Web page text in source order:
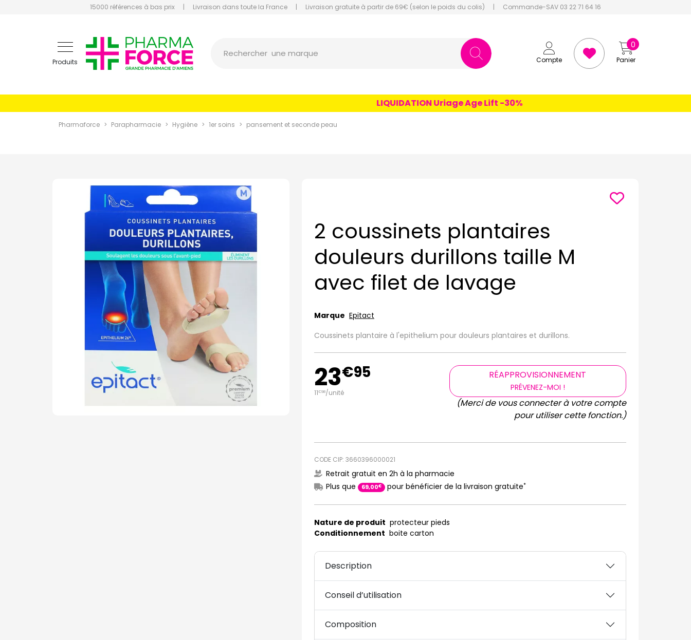
15000 références à bas prix | Livraison dans toute la France | Livraison gratuite à partir de 69€ (selon le poids du colis) | Commande-SAV 03 22 71 64 16
Produits Compte Panier
0
Rechercher
LIQUIDATION Uriage Age Lift -30%
Pharmaforce Parapharmacie Hygiène 1er soins pansement et seconde peau
2 coussinets plantaires
douleurs durillons taille M
avec filet de lavage
Marque Epitact
Coussinets plantaire à l'epithelium pour douleurs plantaires et durillons.
23€95
11€98/unité
RÉAPPROVISIONNEMENT
PRÉVENEZ-MOI !
(Merci de vous connecter à votre compte
pour utiliser cette fonction.)
CODE CIP: 3660396000021
Retrait gratuit en 2h à la pharmacie
Plus que
69,00€ pour bénéficier de la livraison gratuite*
Nature de produit protecteur pieds
Conditionnement boite carton
Description
Conseil d’utilisation
Composition